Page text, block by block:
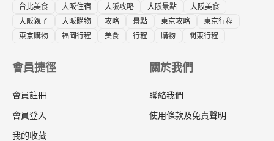
台北美食
大阪住宿 大阪攻略 大阪景點
大阪美食
大阪親子
大阪購物 攻略 景點 東京攻略
東京行程
東京購物
福岡行程 美食 行程 購物 關東行程
會員捷徑
會員註冊
會員登入
我的收藏
關於我們
聯絡我們
使用條款及免責聲明